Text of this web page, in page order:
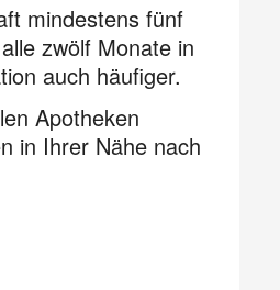
mindestens fünf
zwölf Monate in
auch häufiger.
Apotheken
in Ihrer Nähe nach